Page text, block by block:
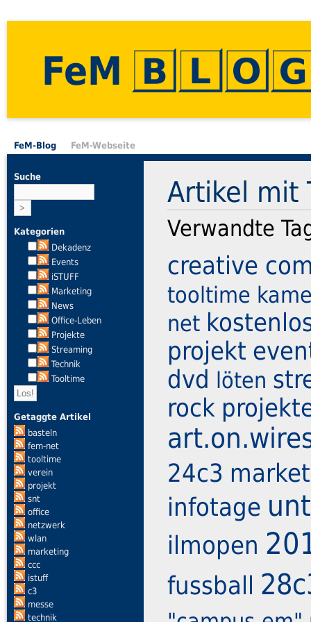
FeM
FeM-Blog FeM-Webseite
Suche
Kategorien
Dekadenz
Events
iSTUFF
Marketing
News
Office-Leben
Projekte
Streaming
Technik
Tooltime
Getaggte Artikel
basteln
fem-net
tooltime
verein
projekt
snt
office
netzwerk
wlan
marketing
ccc
istuff
c3
messe
technik
Artikel mit
Verwandte
creative
tooltime
net
projekt
dvd löten
rock
24c3
infotage
ilmopen
fussball